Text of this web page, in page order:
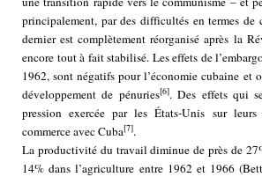
principalement, par des difficultés en termes de
dernier est complètement réorganisé après la
encore tout à fait stabilisé. Les effets de
1962, sont négatifs pour l’économie cubaine et
développement de pénuries[6]. Des effets qui
pression exercée par les États-Unis sur
commerce avec Cuba[7].
La productivité du travail diminue de près de
14% dans l’agriculture entre 1962 et 1966